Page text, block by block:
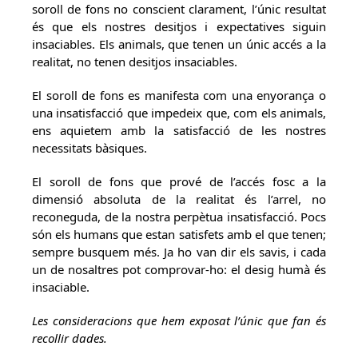
soroll de fons no conscient clarament, l’únic resultat
és que els nostres desitjos i expectatives siguin
insaciables. Els animals, que tenen un únic accés a la
realitat, no tenen desitjos insaciables.
El soroll de fons es manifesta com una enyorança o
una insatisfacció que impedeix que, com els animals,
ens aquietem amb la satisfacció de les nostres
necessitats bàsiques.
El soroll de fons que prové de l’accés fosc a la
dimensió absoluta de la realitat és l’arrel, no
reconeguda, de la nostra perpètua insatisfacció. Pocs
són els humans que estan satisfets amb el que tenen;
sempre busquem més. Ja ho van dir els savis, i cada
un de nosaltres pot comprovar-ho: el desig humà és
insaciable.
Les consideracions que hem exposat l’únic que fan és
recollir dades.